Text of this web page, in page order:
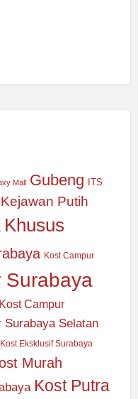
Mall Gubeng ITS
Kejawan Putih
Khusus
Kost Campur
Surabaya
Kost Campur
Surabaya Selatan
Kost Eksklusif Surabaya
Murah
Kost Putra